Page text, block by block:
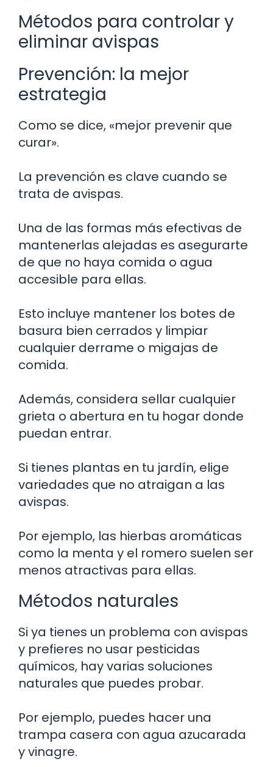
Métodos para controlar y
eliminar avispas
Prevención: la mejor
estrategia
Como se dice, «mejor prevenir que
curar».
La prevención es clave cuando se
trata de avispas.
Una de las formas más efectivas de
mantenerlas alejadas es asegurarte
de que no haya comida o agua
accesible para ellas.
Esto incluye mantener los botes de
basura bien cerrados y limpiar
cualquier derrame o migajas de
comida.
Además, considera sellar cualquier
grieta o abertura en tu hogar donde
puedan entrar.
Si tienes plantas en tu jardín, elige
variedades que no atraigan a las
avispas.
Por ejemplo, las hierbas aromáticas
como la menta y el romero suelen ser
menos atractivas para ellas.
Métodos naturales
Si ya tienes un problema con avispas
y prefieres no usar pesticidas
químicos, hay varias soluciones
naturales que puedes probar.
Por ejemplo, puedes hacer una
trampa casera con agua azucarada
y vinagre.